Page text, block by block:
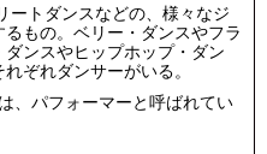
ートダンスなどの、様々なジ
もの。ベリー・ダンスやフラ
ンスやヒップホップ・ダン
ぞれダンサーがいる。
、パフォーマーと呼ばれてい